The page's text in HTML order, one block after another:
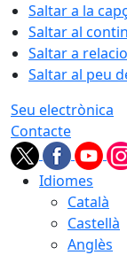
Saltar a la
Saltar al
Saltar a
Saltar al peu
Seu electrònica
Contacte
Idiomes
Català
Castellà
Anglès